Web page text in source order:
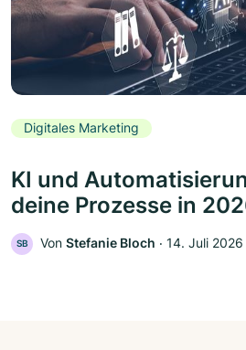
Digitales Marketing
KI und
deine Prozesse in
SB Von Stefanie Bloch ‧ 14. Juli 2026